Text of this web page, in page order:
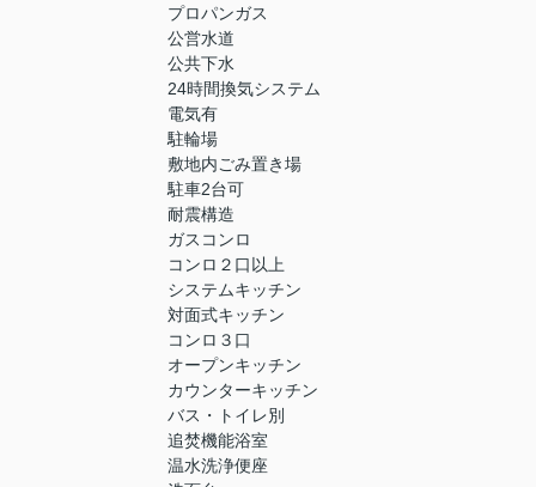
プロパンガス
公営水道
公共下水
24時間換気システム
電気有
駐輪場
敷地内ごみ置き場
駐車2台可
耐震構造
ガスコンロ
コンロ２口以上
システムキッチン
対面式キッチン
コンロ３口
オープンキッチン
カウンターキッチン
バス・トイレ別
追焚機能浴室
温水洗浄便座